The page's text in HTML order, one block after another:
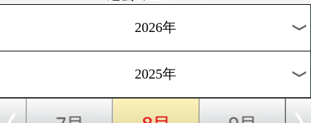
RINGⅢでWBCスーパーラ
級戦プエジョvsマティアス
[海外試合結果]2025.7.13
2戦目